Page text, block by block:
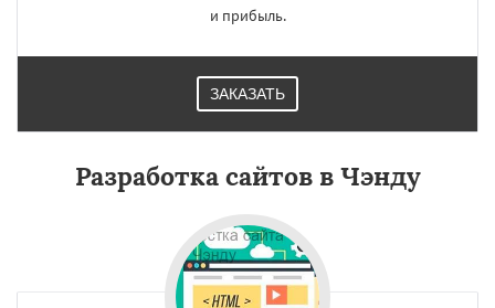
и прибыль.
ЗАКАЗАТЬ
Разработка сайтов в Чэнду